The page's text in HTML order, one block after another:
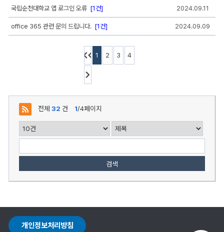
등
록
일,
조
국립순천대학교 앱 로그인 오류 [1건] 2024.09.11
office 365 관련 문의 드립니다. [1건] 2024.09.09
1 2 3 4
전체 32 건 1/4페이지
검색
개인정보처리방침